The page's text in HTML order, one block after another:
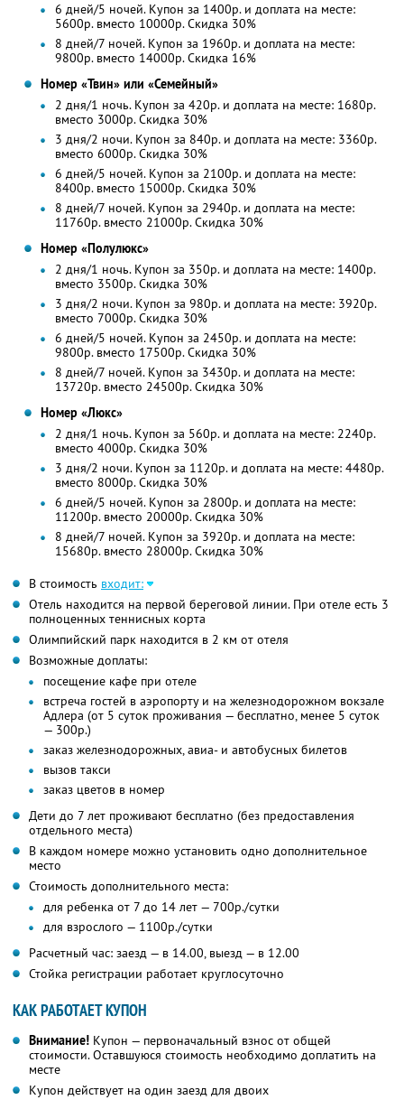
6 дней/5 ночей. Купон за 1400р. и доплата на месте:
5600р. вместо 10000р.Скидка 30%
8 дней/7 ночей. Купон за 1960р. и доплата на месте:
9800р. вместо 14000р.Скидка 16%
Номер «Твин» или «Семейный»
2 дня/1 ночь. Купон за 420р. и доплата на месте: 1680р.
вместо 3000р.Скидка 30%
3 дня/2 ночи. Купон за 840р. и доплата на месте: 3360р.
вместо 6000р.Скидка 30%
6 дней/5 ночей. Купон за 2100р. и доплата на месте:
8400р. вместо 15000р.Скидка 30%
8 дней/7 ночей. Купон за 2940р. и доплата на месте:
11760р. вместо 21000р.Скидка 30%
Номер «Полулюкс»
2 дня/1 ночь. Купон за 350р. и доплата на месте: 1400р.
вместо 3500р.Скидка 30%
3 дня/2 ночи. Купон за 980р. и доплата на месте: 3920р.
вместо 7000р.Скидка 30%
6 дней/5 ночей. Купон за 2450р. и доплата на месте:
9800р. вместо 17500р.Скидка 30%
8 дней/7 ночей. Купон за 3430р. и доплата на месте:
13720р. вместо 24500р.Скидка 30%
Номер «Люкс»
2 дня/1 ночь. Купон за 560р. и доплата на месте: 2240р.
вместо 4000р.Скидка 30%
3 дня/2 ночи. Купон за 1120р. и доплата на месте: 4480р.
вместо 8000р.Скидка 30%
6 дней/5 ночей. Купон за 2800р. и доплата на месте:
11200р. вместо 20000р.Скидка 30%
8 дней/7 ночей. Купон за 3920р. и доплата на месте:
15680р. вместо 28000р.Скидка 30%
В стоимость входит:
Отель находится на первой береговой линии. При отеле есть 3
полноценных теннисных корта
Олимпийский парк находится в 2 км от отеля
Возможные доплаты:
посещение кафе при отеле
встреча гостей в аэропорту и на железнодорожном вокзале
Адлера (от 5 суток проживания — бесплатно, менее 5 суток
— 300р.)
заказ железнодорожных, авиа- и автобусных билетов
вызов такси
заказ цветов в номер
Дети до 7 лет проживают бесплатно (без предоставления
отдельного места)
В каждом номере можно установить одно дополнительное
место
Стоимость дополнительного места:
для ребенка от 7 до 14 лет — 700р./сутки
для взрослого — 1100р./сутки
Расчетный час: заезд — в 14.00, выезд — в 12.00
Стойка регистрации работает круглосуточно
КАК РАБОТАЕТ КУПОН
Внимание! Купон — первоначальный взнос от общей
стоимости. Оставшуюся стоимость необходимо доплатить на
месте
Купон действует на один заезд для двоих